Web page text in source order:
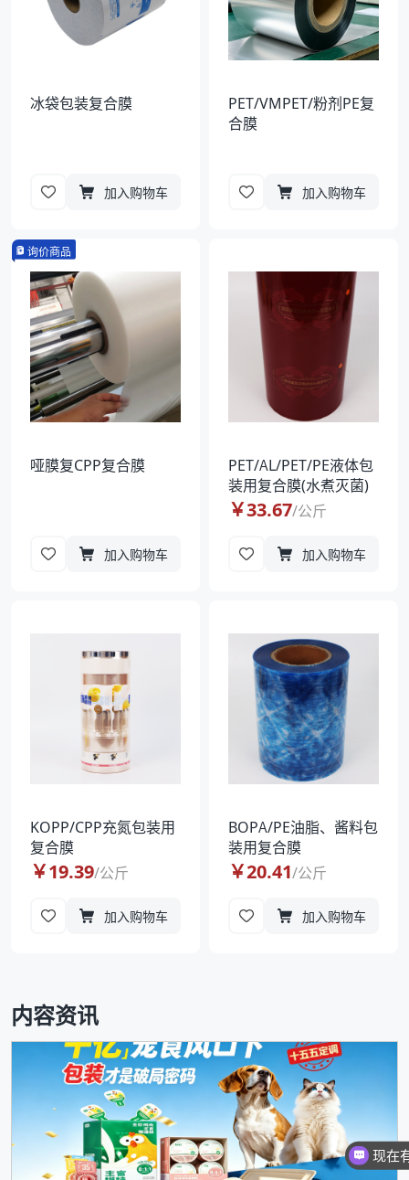
冰袋包装复合膜
加入购物车
PET/VMPET/粉剂PE复
合膜
加入购物车
询价商品
哑膜复CPP复合膜
加入购物车
PET/AL/PET/PE液体包
装用复合膜(水煮灭菌)
￥33.67/公斤
加入购物车
KOPP/CPP充氮包装用
复合膜
￥19.39/公斤
加入购物车
BOPA/PE油脂、酱料包
装用复合膜
￥20.41/公斤
加入购物车
内容资讯
现在